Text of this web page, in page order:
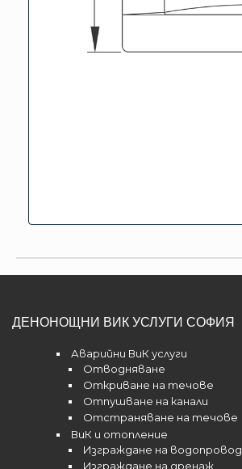
ДЕНОНОЩНИ ВИК УСЛУГИ СОФИЯ
Аварийни ВиК услуги
Отводняване
Откриване на течове
Отпушване на канали
Отстраняване на течове
ВиК и отопление
Изграждане на водопровод
Изграждане на дренаж